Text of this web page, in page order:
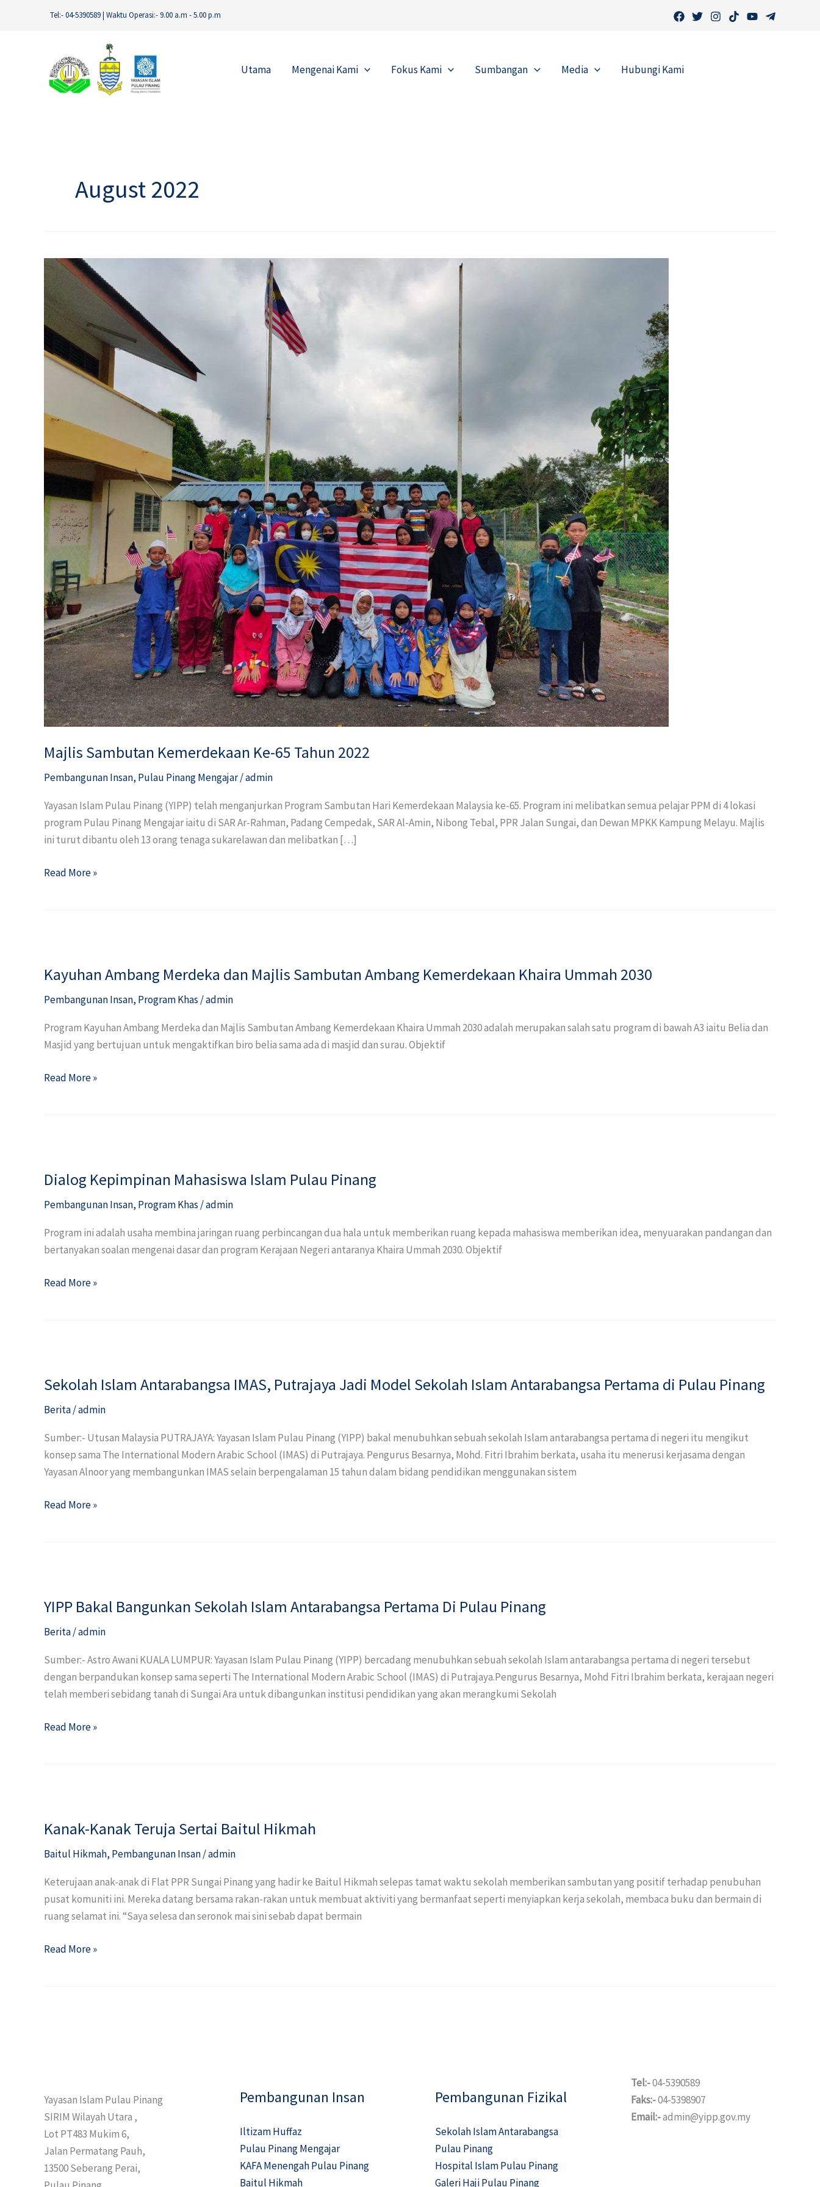
Tel:- 04-5390589 | Waktu Operasi:- 9.00 a.m - 5.00 p.m
Utama Mengenai Kami Fokus Kami Sumbangan Media Hubungi Kami
August 2022
Majlis Sambutan Kemerdekaan Ke-65 Tahun 2022
Pembangunan Insan, Pulau Pinang Mengajar/admin
Yayasan Islam Pulau Pinang (YIPP) telah menganjurkan Program Sambutan Hari Kemerdekaan Malaysia ke-65. Program ini melibatkan semua pelajar PPM di 4 lokasi
program Pulau Pinang Mengajar iaitu di SAR Ar-Rahman, Padang Cempedak, SAR Al-Amin, Nibong Tebal, PPR Jalan Sungai, dan Dewan MPKK Kampung Melayu. Majlis
ini turut dibantu oleh 13 orang tenaga sukarelawan dan melibatkan […]
Majlis
Sambutan
Kemerdekaan
Ke-
65
Tahun
2022
Read More »
Kayuhan Ambang Merdeka dan Majlis Sambutan Ambang Kemerdekaan Khaira Ummah 2030
Pembangunan Insan, Program Khas /admin
Program Kayuhan Ambang Merdeka dan Majlis Sambutan Ambang Kemerdekaan Khaira Ummah 2030 adalah merupakan salah satu program di bawah A3 iaitu Belia dan
Masjid yang bertujuan untuk mengaktifkan biro belia sama ada di masjid dan surau. Objektif
Merdeka
Majlis
Sambutan
Ambang
Khaira
Read More »
Dialog Kepimpinan Mahasiswa Islam Pulau Pinang
Pembangunan Insan, Program Khas /admin
Program ini adalah usaha membina jaringan ruang perbincangan dua hala untuk memberikan ruang kepada mahasiswa memberikan idea, menyuarakan pandangan dan
bertanyakan soalan mengenai dasar dan program Kerajaan Negeri antaranya Khaira Ummah 2030. Objektif
Mahasiswa
Pulau
Pinang
Read More »
Sekolah Islam Antarabangsa IMAS, Putrajaya Jadi Model Sekolah Islam Antarabangsa Pertama di Pulau Pinang
Berita/admin
Sumber:- Utusan Malaysia PUTRAJAYA: Yayasan Islam Pulau Pinang (YIPP) bakal menubuhkan sebuah sekolah Islam antarabangsa pertama di negeri itu mengikut
konsep sama The International Modern Arabic School (IMAS) di Putrajaya. Pengurus Besarnya, Mohd. Fitri Ibrahim berkata, usaha itu menerusi kerjasama dengan
Yayasan Alnoor yang membangunkan IMAS selain berpengalaman 15 tahun dalam bidang pendidikan menggunakan sistem
Antarabangsa
Putrajaya
Jadi
Model
Sekolah
Antarabangsa
Read More »
YIPP Bakal Bangunkan Sekolah Islam Antarabangsa Pertama Di Pulau Pinang
Berita/admin
Sumber:- Astro Awani KUALA LUMPUR: Yayasan Islam Pulau Pinang (YIPP) bercadang menubuhkan sebuah sekolah Islam antarabangsa pertama di negeri tersebut
dengan berpandukan konsep sama seperti The International Modern Arabic School (IMAS) di Putrajaya.Pengurus Besarnya, Mohd Fitri Ibrahim berkata, kerajaan negeri
telah memberi sebidang tanah di Sungai Ara untuk dibangunkan institusi pendidikan yang akan merangkumi Sekolah
Bangunkan
Islam
Antarabangsa
Pertama
Di
Pinang
Read More »
Kanak-Kanak Teruja Sertai Baitul Hikmah
Baitul Hikmah, Pembangunan Insan/admin
Keterujaan anak-anak di Flat PPR Sungai Pinang yang hadir ke Baitul Hikmah selepas tamat waktu sekolah memberikan sambutan yang positif terhadap penubuhan
pusat komuniti ini. Mereka datang bersama rakan-rakan untuk membuat aktiviti yang bermanfaat seperti menyiapkan kerja sekolah, membaca buku dan bermain di
ruang selamat ini. “Saya selesa dan seronok mai sini sebab dapat bermain
Teruja
Baitul
Hikmah
Read More »
Yayasan Islam Pulau Pinang
SIRIM Wilayah Utara ,
Lot PT483 Mukim 6,
Jalan Permatang Pauh,
13500 Seberang Perai,
Pembangunan Insan
Iltizam Huffaz
Pulau Pinang Mengajar
KAFA Menengah Pulau Pinang
Baitul Hikmah
Pembangunan Fizikal
Sekolah Islam Antarabangsa
Pulau Pinang
Hospital Islam Pulau Pinang
Galeri Haji Pulau Pinang
Tel:-04-5390589
Faks:-04-5398907
Email:-admin@yipp.gov.my